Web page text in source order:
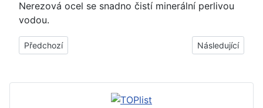
Nerezová ocel se snadno čistí minerální perlivou
vodou.
Předchozí článek: Skvrny, fleky po vodě na nerezové oceli,
Předchozí Další článek:
Následující